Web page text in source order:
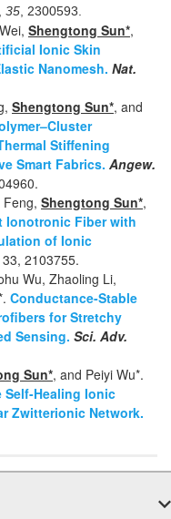
, 35, 2300593.
Shengtong Sun*,
Ionic Skin
Nanomesh. Nat.
Shengtong Sun*, and
Stiffening
Smart Fabrics. Angew.
Feng, Shengtong Sun*,
Ionotronic Fiber with
of Ionic
33, 2103755.
Wu, Zhaoling Li,
Conductance-Stable
for Stretchy
Sensing. Sci. Adv.
Sun*, and Peiyi Wu*.
Healing Ionic
Zwitterionic Network.